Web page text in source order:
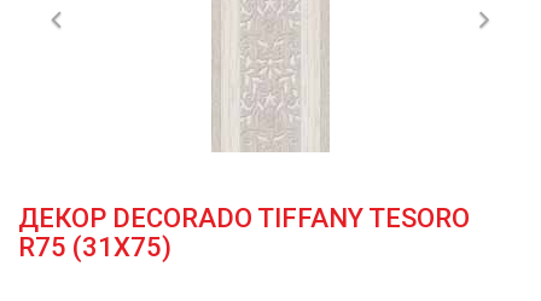
Previous
ДЕКОР DECORADO TIFFANY TESORO
R75 (31X75)